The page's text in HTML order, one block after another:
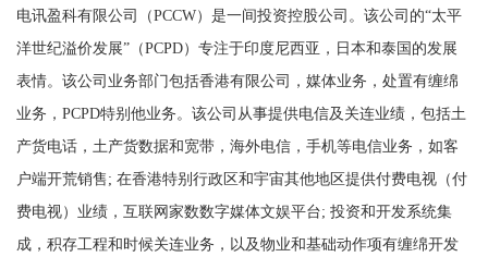
电讯盈科有限公司（PCCW）是一间投资控股公司。该公司的“太平
洋世纪溢价发展”（PCPD）专注于印度尼西亚，日本和泰国的发展
表情。该公司业务部门包括香港有限公司，媒体业务，处置有缠绵
业务，PCPD特别他业务。该公司从事提供电信及关连业绩，包括土
产货电话，土产货数据和宽带，海外电信，手机等电信业务，如客
户端开荒销售; 在香港特别行政区和宇宙其他地区提供付费电视（付
费电视）业绩，互联网家数数字媒体文娱平台; 投资和开发系统集
成，积存工程和时候关连业务，以及物业和基础动作项有缠绵开发